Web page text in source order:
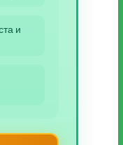
и